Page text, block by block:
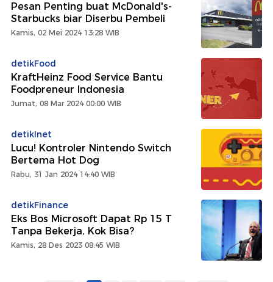
Pesan Penting buat McDonald's-
Starbucks biar Diserbu Pembeli
Kamis, 02 Mei 2024 13:28 WIB
detikFood
KraftHeinz Food Service Bantu
Foodpreneur Indonesia
Jumat, 08 Mar 2024 00:00 WIB
detikInet
Lucu! Kontroler Nintendo Switch
Bertema Hot Dog
Rabu, 31 Jan 2024 14:40 WIB
detikFinance
Eks Bos Microsoft Dapat Rp 15 T
Tanpa Bekerja, Kok Bisa?
Kamis, 28 Des 2023 08:45 WIB